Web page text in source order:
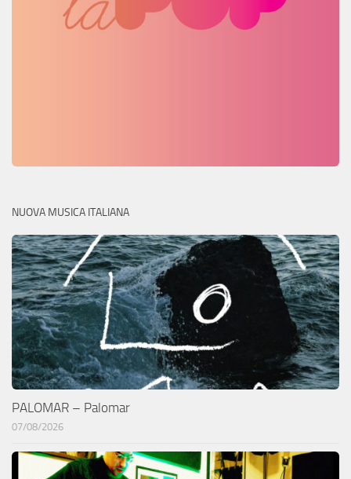
NUOVA MUSICA ITALIANA
PALOMAR – Palomar
07/08/2026